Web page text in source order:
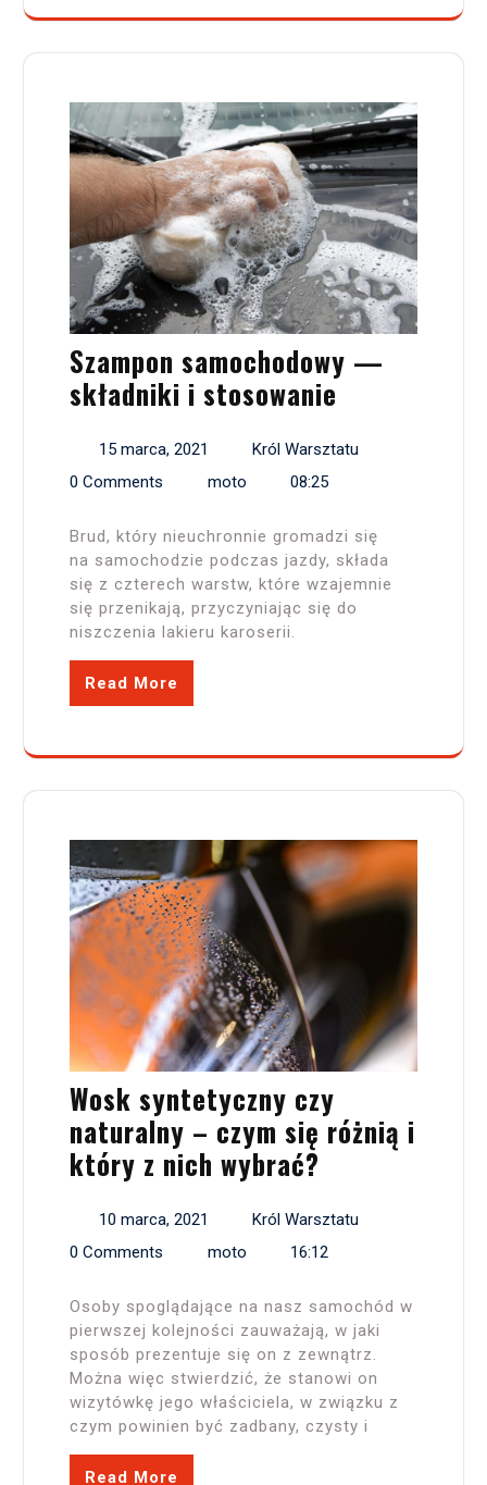
Szampon samochodowy —
składniki i stosowanie
15 marca, 2021
Król Warsztatu
0 Comments
moto 08:25
Brud, który nieuchronnie gromadzi się
na samochodzie podczas jazdy, składa
się z czterech warstw, które wzajemnie
się przenikają, przyczyniając się do
niszczenia lakieru karoserii.
Read More
Wosk syntetyczny czy
naturalny – czym się różnią i
który z nich wybrać?
10 marca, 2021
Król Warsztatu
0 Comments
moto 16:12
Osoby spoglądające na nasz samochód w
pierwszej kolejności zauważają, w jaki
sposób prezentuje się on z zewnątrz.
Można więc stwierdzić, że stanowi on
wizytówkę jego właściciela, w związku z
czym powinien być zadbany, czysty i
Read More